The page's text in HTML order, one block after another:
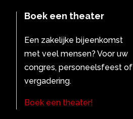
Boek een theater
Een zakelijke bijeenkomst
met veel mensen? Voor uw
congres, personeelsfeest of
vergadering.
Boek een theater!